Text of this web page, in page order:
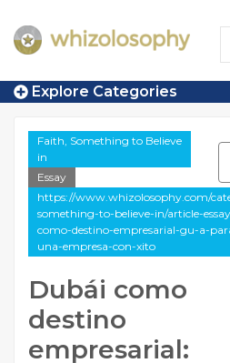
Explore Categories
Faith, Something to Believe
in
Essay
https://www.whizolosophy.com/
something-to-believe-in/article-
como-destino-empresarial-gu-a-
una-empresa-con-xito
Dubái como
destino
empresarial: